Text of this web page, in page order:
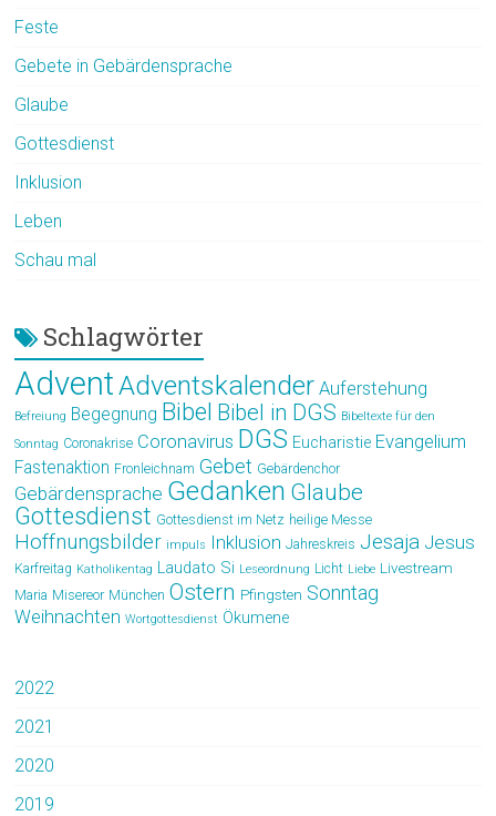
Feste
Gebete in Gebärdensprache
Glaube
Gottesdienst
Inklusion
Leben
Schau mal
Schlagwörter
AdventAdventskalender Auferstehung
Befreiung Begegnung Bibel Bibel in DGS Bibeltexte für den
Sonntag Coronakrise Coronavirus DGS Eucharistie Evangelium
Fastenaktion Fronleichnam Gebet Gebärdenchor
Gebärdensprache Gedanken Glaube
Gottesdienst Gottesdienst im Netz heilige Messe
Hoffnungsbilder impuls Inklusion Jahreskreis Jesaja Jesus
Karfreitag Katholikentag Laudato Si Leseordnung Licht Liebe Livestream
Maria Misereor München Ostern Pfingsten Sonntag
Weihnachten Wortgottesdienst Ökumene
2022
2021
2020
2019